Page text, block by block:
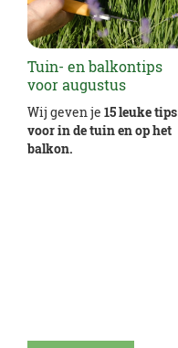
Tuin- en balkontips
voor augustus
Wij geven je 15 leuke tips
voor in de tuin en op het
balkon.